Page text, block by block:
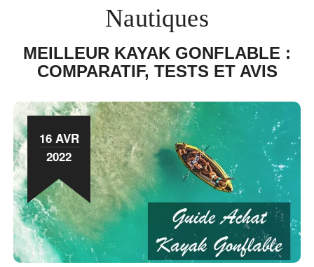
Nautiques
MEILLEUR KAYAK GONFLABLE :
COMPARATIF, TESTS ET AVIS
16 AVR
2022